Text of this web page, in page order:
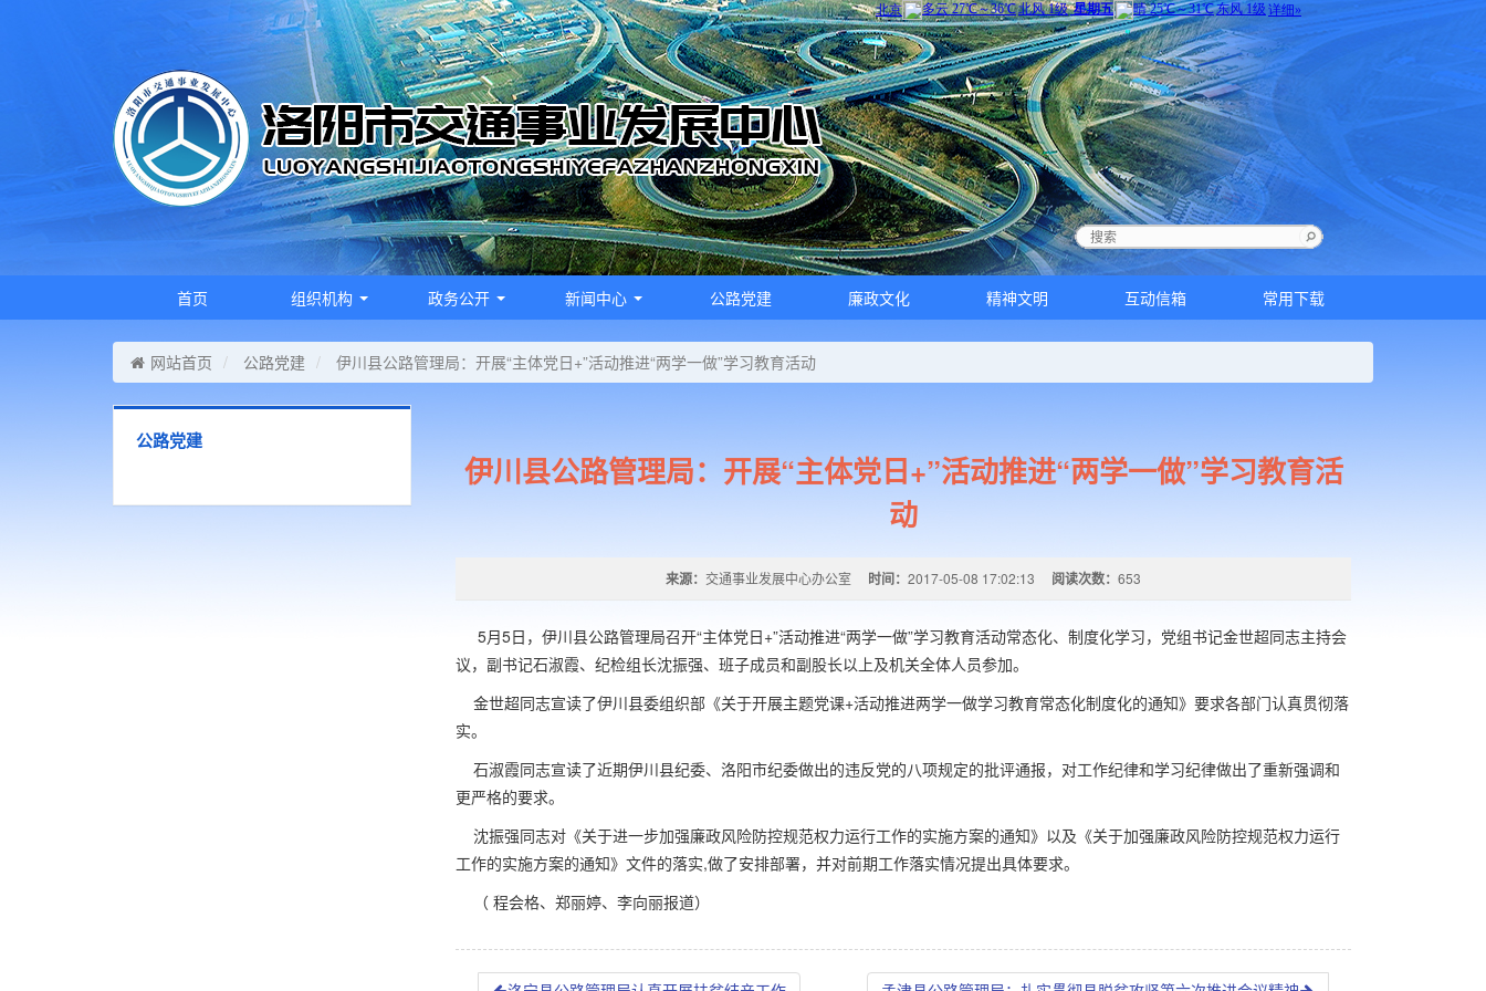
首页 组织机构 政务公开 新闻中心 公路党建 廉政文化 精神文明 互动信箱 常用下载
网站首页 公路党建 伊川县公路管理局：开展“主体党日+”活动推进“两学一做”学习教育活动
公路党建
伊川县公路管理局：开展“主体党日+”活动推进“两学一做”学习教育活
动
来源： 交通事业发展中心办公室 时间： 2017-05-08 17:02:13 阅读次数： 653
5月5日，伊川县公路管理局召开“主体党日+”活动推进“两学一做”学习教育活动常态化、制度化学习，党组书记金世超同志主持会
议，副书记石淑霞、纪检组长沈振强、班子成员和副股长以上及机关全体人员参加。
金世超同志宣读了伊川县委组织部《关于开展主题党课+活动推进两学一做学习教育常态化制度化的通知》要求各部门认真贯彻落
实。
石淑霞同志宣读了近期伊川县纪委、洛阳市纪委做出的违反党的八项规定的批评通报，对工作纪律和学习纪律做出了重新强调和
更严格的要求。
沈振强同志对《关于进一步加强廉政风险防控规范权力运行工作的实施方案的通知》以及《关于加强廉政风险防控规范权力运行
工作的实施方案的通知》文件的落实,做了安排部署，并对前期工作落实情况提出具体要求。
（ 程会格、郑丽婷、李向丽报道）